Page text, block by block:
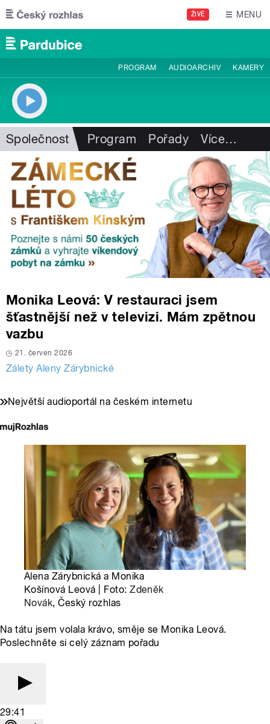
Přejít k hlavnímu obsahu
ŽIVĚ MENU
PROGRAM AUDIOARCHIV KAMERY
Společnost Program Pořady Více…
Monika Leová: V restauraci jsem
šťastnější než v televizi. Mám zpětnou
vazbu
21. červen 2026
Zálety Aleny Zárybnické
Největší audioportál na českém internetu
Alena Zárybnická a Monika
Košínová Leová | Foto:Zdeněk
Novák, Český rozhlas
Na tátu jsem volala krávo, směje se Monika Leová.
Poslechněte si celý záznam pořadu
29:41